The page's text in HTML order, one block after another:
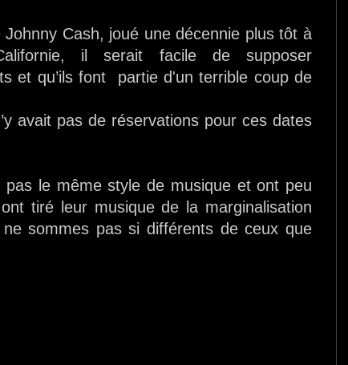
Cash, joué une décennie plus tôt à
il serait facile de supposer
et qu’ils font partie d'un terrible coup de
avait pas de réservations pour ces dates
le même style de musique et ont peu
tiré leur musique de la marginalisation
sommes pas si différents de ceux que